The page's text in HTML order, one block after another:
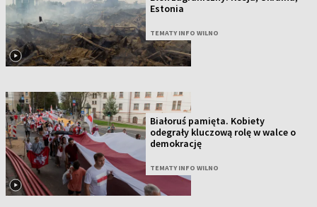
Estonia
TEMATY INFO WILNO
Białoruś pamięta. Kobiety
odegrały kluczową rolę w walce o
demokrację
TEMATY INFO WILNO